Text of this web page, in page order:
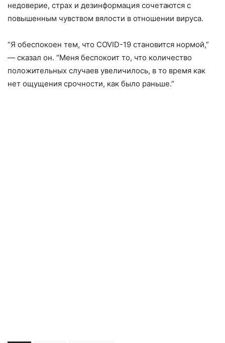
недоверие, страх и дезинформация сочетаются с
повышенным чувством вялости в отношении вируса.
“Я обеспокоен тем, что COVID-19 становится нормой,”
— сказал он. “Меня беспокоит то, что количество
положительных случаев увеличилось, в то время как
нет ощущения срочности, как было раньше.”